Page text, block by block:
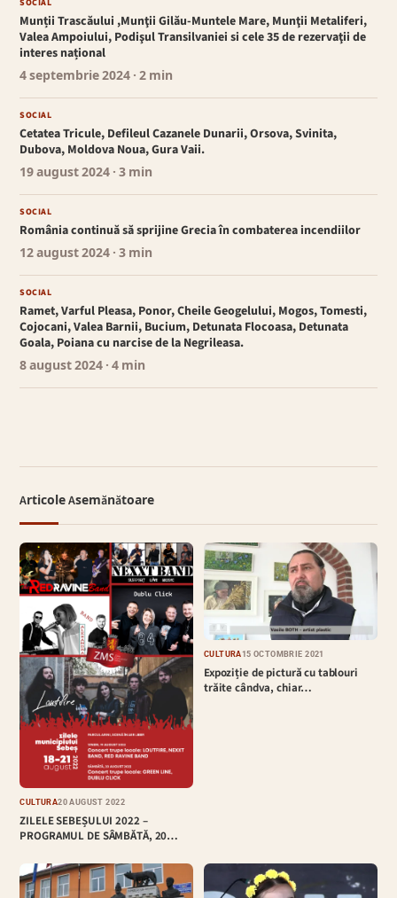
SOCIAL
Munții Trascăului ,Munţii Gilău-Muntele Mare, Munţii Metaliferi,
Valea Ampoiului, Podişul Transilvaniei si cele 35 de rezervaţii de
interes național
4 septembrie 2024 · 2 min
SOCIAL
Cetatea Tricule, Defileul Cazanele Dunarii, Orsova, Svinita,
Dubova, Moldova Noua, Gura Vaii.
19 august 2024 · 3 min
SOCIAL
România continuă să sprijine Grecia în combaterea incendiilor
12 august 2024 · 3 min
SOCIAL
Ramet, Varful Pleasa, Ponor, Cheile Geogelului, Mogos, Tomesti,
Cojocani, Valea Barnii, Bucium, Detunata Flocoasa, Detunata
Goala, Poiana cu narcise de la Negrileasa.
8 august 2024 · 4 min
Articole Asemănătoare
CULTURĂ20 AUGUST 2022
ZILELE SEBEȘULUI 2022 –
PROGRAMUL DE SÂMBĂTĂ, 20…
CULTURĂ15 OCTOMBRIE 2021
Expoziție de pictură cu tablouri
trăite cândva, chiar…